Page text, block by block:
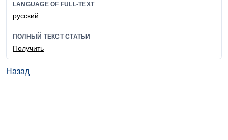
LANGUAGE OF FULL-TEXT
русский
ПОЛНЫЙ ТЕКСТ СТАТЬИ
Получить
Назад